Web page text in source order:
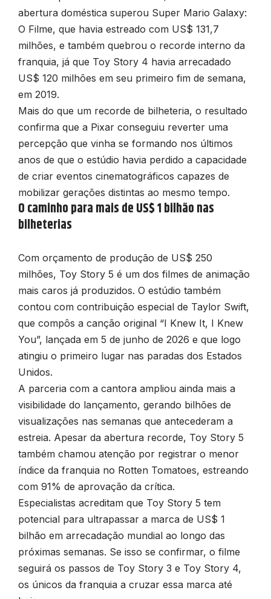
abertura doméstica superou Super Mario Galaxy:
O Filme, que havia estreado com US$ 131,7
milhões, e também quebrou o recorde interno da
franquia, já que Toy Story 4 havia arrecadado
US$ 120 milhões em seu primeiro fim de semana,
em 2019.
Mais do que um recorde de bilheteria, o resultado
confirma que a Pixar conseguiu reverter uma
percepção que vinha se formando nos últimos
anos de que o estúdio havia perdido a capacidade
de criar eventos cinematográficos capazes de
mobilizar gerações distintas ao mesmo tempo.
O caminho para mais de US$ 1 bilhão nas
bilheterias
Com orçamento de produção de US$ 250
milhões, Toy Story 5 é um dos filmes de animação
mais caros já produzidos. O estúdio também
contou com contribuição especial de Taylor Swift,
que compôs a canção original “I Knew It, I Knew
You”, lançada em 5 de junho de 2026 e que logo
atingiu o primeiro lugar nas paradas dos Estados
Unidos.
A parceria com a cantora ampliou ainda mais a
visibilidade do lançamento, gerando bilhões de
visualizações nas semanas que antecederam a
estreia. Apesar da abertura recorde, Toy Story 5
também chamou atenção por registrar o menor
índice da franquia no Rotten Tomatoes, estreando
com 91% de aprovação da crítica.
Especialistas acreditam que Toy Story 5 tem
potencial para ultrapassar a marca de US$ 1
bilhão em arrecadação mundial ao longo das
próximas semanas. Se isso se confirmar, o filme
seguirá os passos de Toy Story 3 e Toy Story 4,
os únicos da franquia a cruzar essa marca até